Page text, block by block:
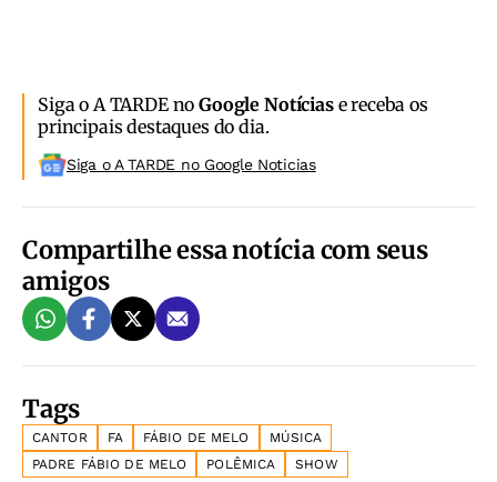
Siga o A TARDE noGoogle Notíciase receba os
principais destaques do dia.
Siga o A TARDE no Google Noticias
Compartilhe essa notícia com seus
amigos
Tags
CANTOR FA FÁBIO DE MELO
MÚSICA
PADRE FÁBIO DE MELO
POLÊMICA SHOW